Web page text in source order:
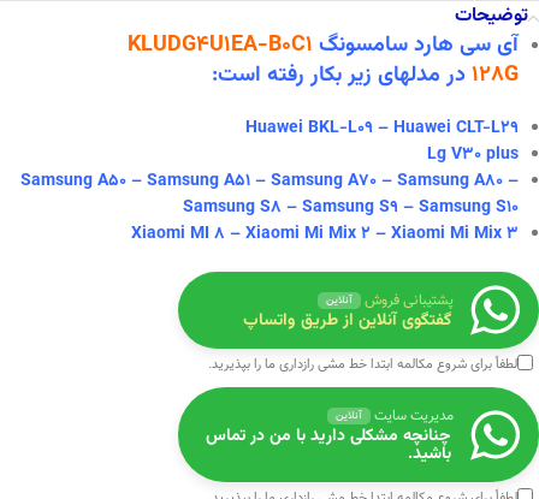
توضیحات
آی سی هارد سامسونگ KLUDG4U1EA-B0C1
128Gدرمدلهای زیر بکار رفته است:
Huawei BKL-L09 – Huawei CLT-L29
Lg V30 plus
Samsung A50 – Samsung A51 – Samsung A70 – Samsung A80 –
Samsung S8 – Samsung S9 – Samsung S10
Xiaomi MI 8 – Xiaomi Mi Mix 2 – Xiaomi Mi Mix 3
پشتیبانی فروش آنلاین
گفتگوی آنلاین از طریق واتساپ
لطفاً برای شروع مکالمه ابتداخط مشی رازداری ما را بپذیرید.
مدیریت سایت آنلاین
چنانچه مشکلی دارید با من در تماس
باشید.